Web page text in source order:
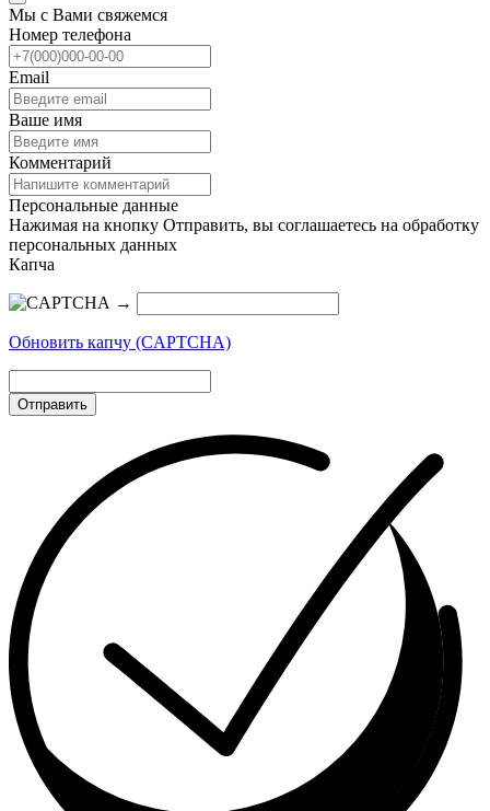
Мы с Вами свяжемся
Номер телефона
Email
Ваше имя
Комментарий
Персональные данные
Нажимая на кнопку Отправить, вы соглашаетесь на обработку
персональных данных
Капча
→
Обновить капчу (CAPTCHA)
Отправить